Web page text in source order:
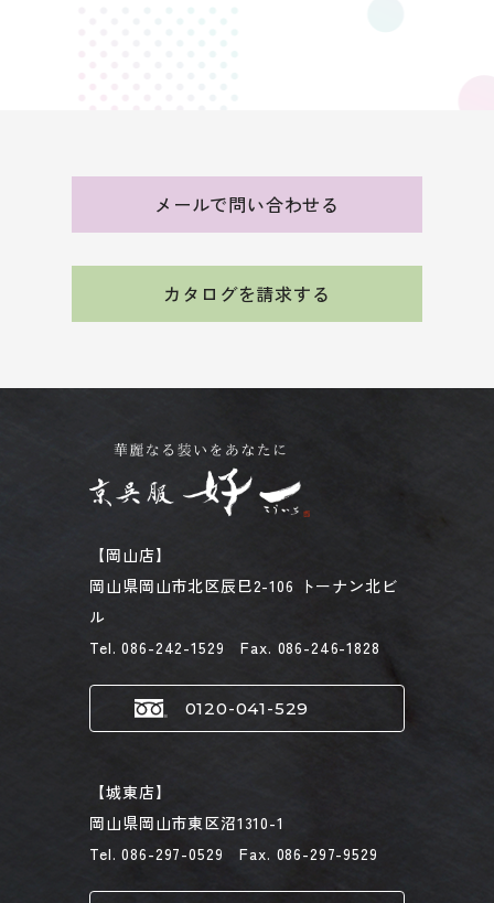
メールで問い合わせる
カタログを請求する
【岡山店】
岡山県岡山市北区辰巳2-106 トーナン北ビ
ル
Tel. 086-242-1529 Fax. 086-246-1828
0120-041-529
【城東店】
岡山県岡山市東区沼1310-1
Tel. 086-297-0529 Fax. 086-297-9529